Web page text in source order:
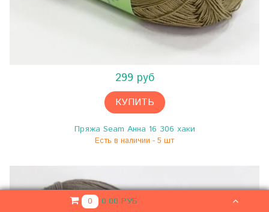
299 руб
КУПИТЬ
Пряжа Seam Анна 16 306 хаки
Есть в наличии - 5 шт
0 0.00 РУБ